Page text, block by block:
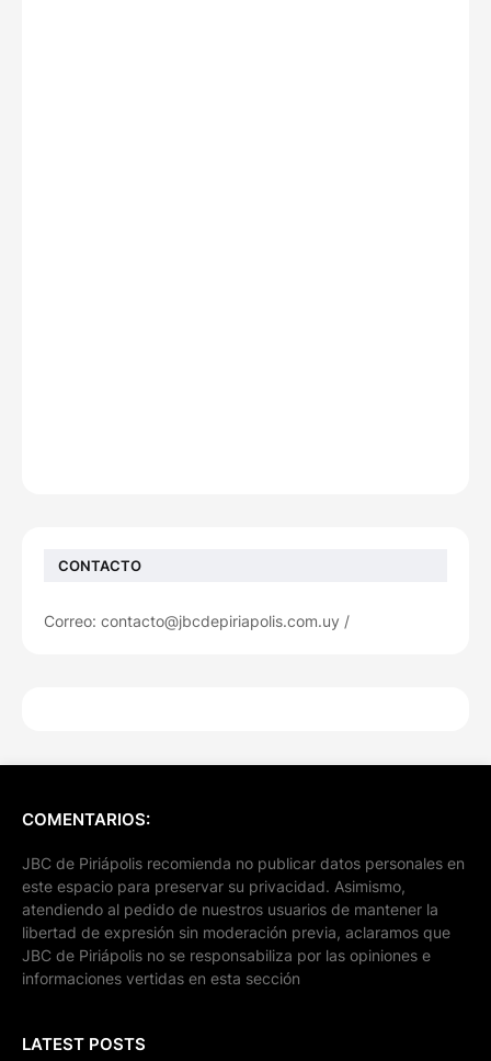
CONTACTO
Correo: contacto@jbcdepiriapolis.com.uy /
COMENTARIOS:
JBC de Piriápolis recomienda no publicar datos personales en
este espacio para preservar su privacidad. Asimismo,
atendiendo al pedido de nuestros usuarios de mantener la
libertad de expresión sin moderación previa, aclaramos que
JBC de Piriápolis no se responsabiliza por las opiniones e
informaciones vertidas en esta sección
LATEST POSTS